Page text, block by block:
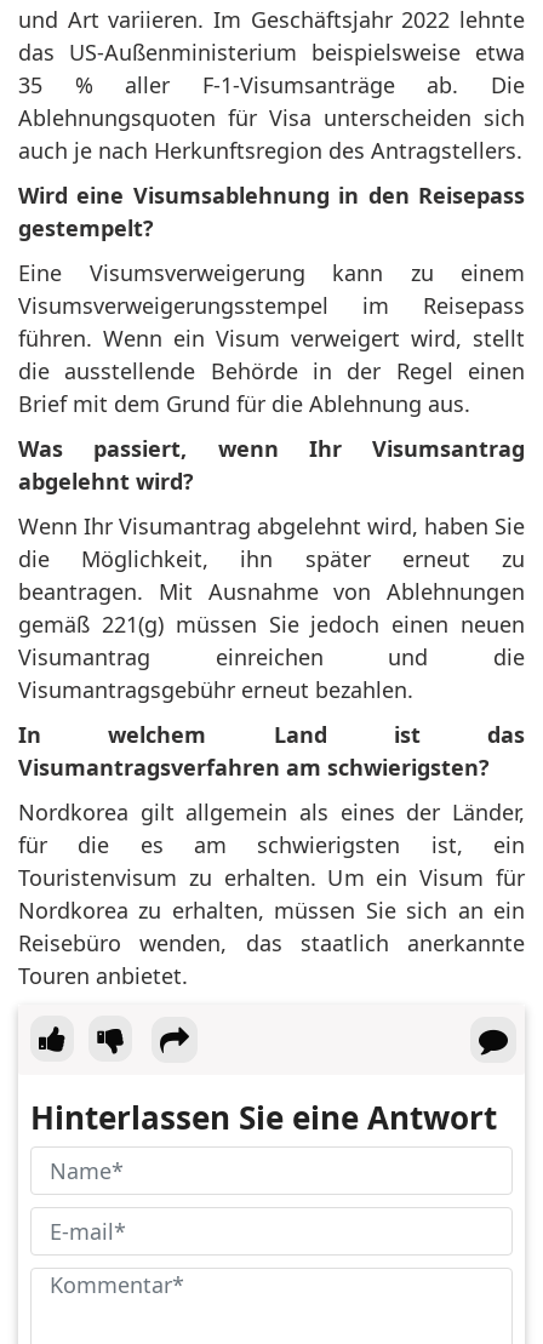
und Art variieren. Im Geschäftsjahr 2022 lehnte
das US-Außenministerium beispielsweise etwa
35 % aller F-1-Visumsanträge ab. Die
Ablehnungsquoten für Visa unterscheiden sich
auch je nach Herkunftsregion des Antragstellers.
Wird eine Visumsablehnung in den Reisepass
gestempelt?
Eine Visumsverweigerung kann zu einem
Visumsverweigerungsstempel im Reisepass
führen. Wenn ein Visum verweigert wird, stellt
die ausstellende Behörde in der Regel einen
Brief mit dem Grund für die Ablehnung aus.
Was passiert, wenn Ihr Visumsantrag
abgelehnt wird?
Wenn Ihr Visumantrag abgelehnt wird, haben Sie
die Möglichkeit, ihn später erneut zu
beantragen. Mit Ausnahme von Ablehnungen
gemäß 221(g) müssen Sie jedoch einen neuen
Visumantrag einreichen und die
Visumantragsgebühr erneut bezahlen.
In welchem ​​Land ist das
Visumantragsverfahren am schwierigsten?
Nordkorea gilt allgemein als eines der Länder,
für die es am schwierigsten ist, ein
Touristenvisum zu erhalten. Um ein Visum für
Nordkorea zu erhalten, müssen Sie sich an ein
Reisebüro wenden, das staatlich anerkannte
Touren anbietet.
Hinterlassen Sie eine Antwort